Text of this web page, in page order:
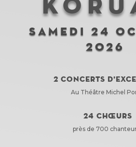
SAMEDI 24
2026
2 concerts
Au Théâtre Michel
24 chœurs
près de 700